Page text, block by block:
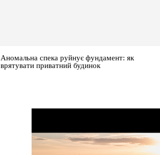
Аномальна спека руйнує фундамент: як
врятувати приватний будинок